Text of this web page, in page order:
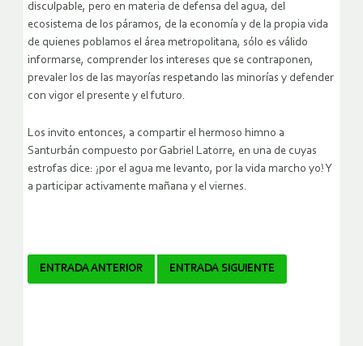
disculpable, pero en materia de defensa del agua, del
ecosistema de los páramos, de la economía y de la propia vida
de quienes poblamos el área metropolitana, sólo es válido
informarse, comprender los intereses que se contraponen,
prevaler los de las mayorías respetando las minorías y defender
con vigor el presente y el futuro.
Los invito entonces, a compartir el hermoso himno a
Santurbán compuesto por Gabriel Latorre, en una de cuyas
estrofas dice: ¡por el agua me levanto, por la vida marcho yo! Y
a participar activamente mañana y el viernes.
Navegador
ENTRADA ANTERIOR ENTRADA SIGUIENTE